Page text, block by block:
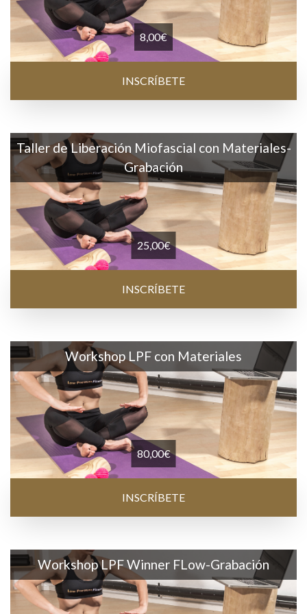
8,00€
INSCRÍBETE
Taller de Liberación Miofascial con Materiales-
Grabación
25,00€
INSCRÍBETE
Workshop LPF con Materiales
80,00€
INSCRÍBETE
Workshop LPF Winner FLow-Grabación